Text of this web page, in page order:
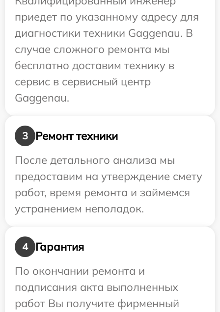
приедет по указанному адресу для
диагностики техники Gaggenau. В
случае сложного ремонта мы
бесплатно доставим технику в
сервис в сервисный центр
Gaggenau.
3
Ремонт техники
После детального анализа мы
предоставим на утверждение смету
работ, время ремонта и займемся
устранением неполадок.
4
Гарантия
По окончании ремонта и
подписания акта выполненных
работ Вы получите фирменный